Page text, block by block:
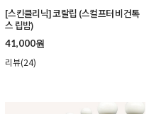
[스킨클리닉] 코랄립 (스컬프터 비건톡
스 립밤)
41,000원
리뷰(24)